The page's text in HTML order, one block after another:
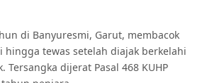
di Banyuresmi, Garut, membacok
hingga tewas setelah diajak berkelahi
Tersangka dijerat Pasal 468 KUHP